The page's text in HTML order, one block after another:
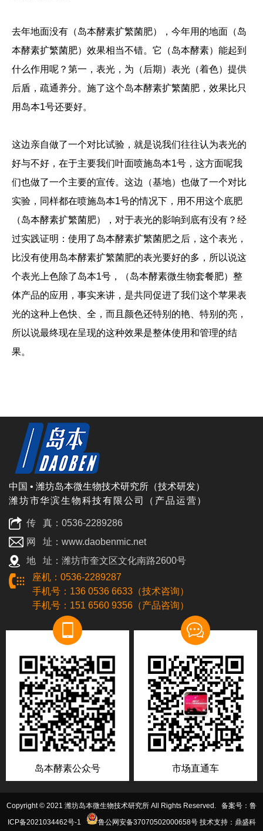
去年地面没有（岛本酵素扩繁菌肥），今年用的地面（岛
本酵素扩繁菌肥）效果相当不错。它（岛本酵素）能起到
什么作用呢？第一，表光，为（后期）表光（着色）提供
后盾，疏通养分。施了这个岛本酵素扩繁菌肥，效果比只
用岛本1号还要好。
这边亲自做了一个对比试验，就是说我们往往认为表光的
好与不好，在于主要我们叶面喷施岛本1号，这方面呢我
们也做了一个主要的宣传。这边（基地）也做了一个对比
实验，同样都在喷施岛本1号的情况下，用不用这个底肥
（岛本酵素扩繁菌肥），对于表光的影响到底有没有？经
过实践证明：使用了岛本酵素扩繁菌肥之后，这个表光，
比没有使用岛本酵素扩繁菌肥的表光要好的多，所以说这
个表光上色除了岛本1号，（岛本酵素微生物套餐肥）整
体产品的应用，事实来讲，是共同促进了我们这个苹果表
光的这种上色快、全，而且颜色还特别的艳、特别的亮，
所以说最终现在呈现的这种效果是整体使用和管理的结
果。
中国 • 潍坊岛本微生物技术研究所（技术研发）
潍坊市华滨生物科技有限公司（产品运营）
传 真：0536-2289286
网 址：www.daobenmic.net
地 址：潍坊市奎文区文化南路2600号
座机：0536-2289287
手机号：136 0536 6633（技术咨询）
手机号：151 6560 9356（产品咨询）
岛本酵素公众号 市场直通车
Copyright © 2021 潍坊岛本微生物技术研究所 All Rights Reserved. 备案号： 鲁
ICP备2021034462号-1
鲁公网安备37070502000658号 技术支持：鼎盛科